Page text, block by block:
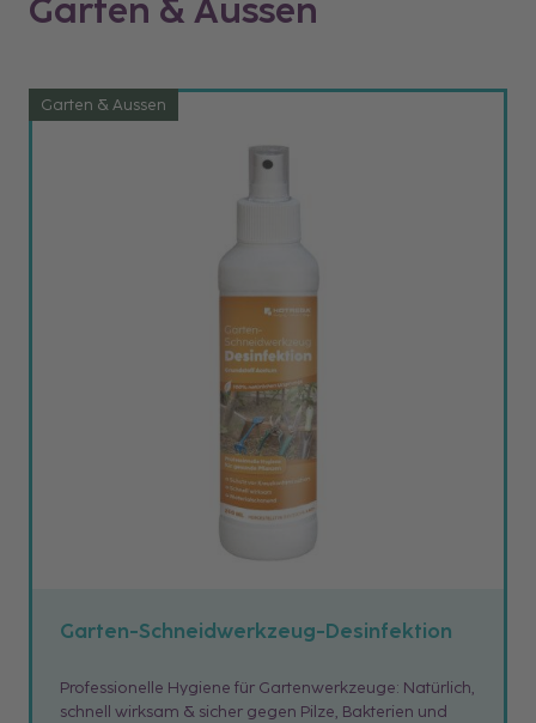
Garten & Aussen
Garten & Aussen
Garten-Schneidwerkzeug-Desinfektion
Professionelle Hygiene für Gartenwerkzeuge: Natürlich,
schnell wirksam & sicher gegen Pilze, Bakterien und